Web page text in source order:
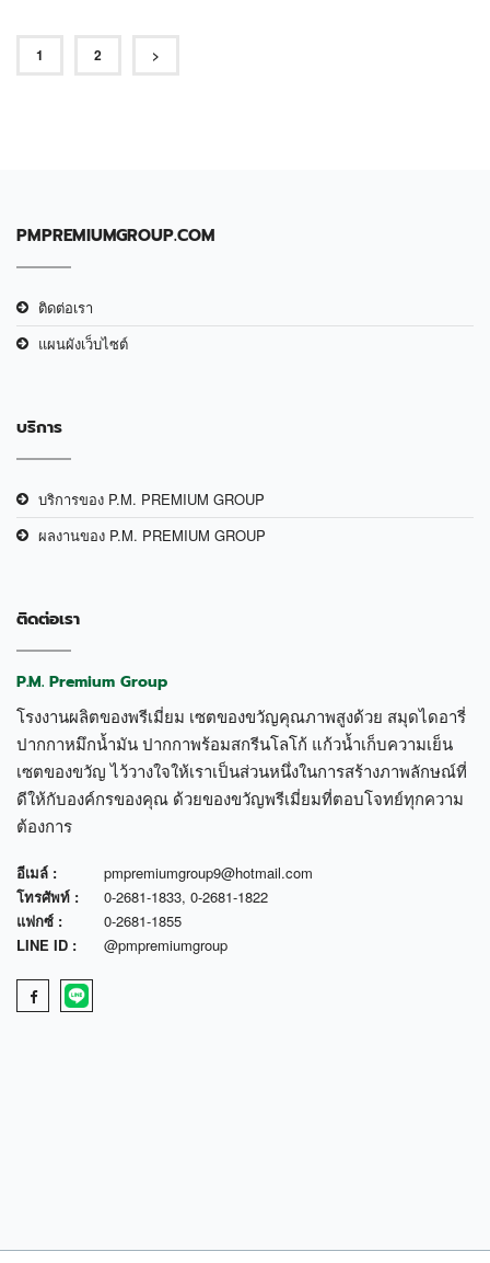
1 2 >
PMPREMIUMGROUP.COM
ติดต่อเรา
แผนผังเว็บไซต์
บริการ
บริการของ P.M. PREMIUM GROUP
ผลงานของ P.M. PREMIUM GROUP
ติดต่อเรา
P.M. Premium Group
โรงงานผลิตของพรีเมี่ยม เซตของขวัญคุณภาพสูงด้วย สมุดไดอารี่
ปากกาหมึกน้ำมัน ปากกาพร้อมสกรีนโลโก้ แก้วน้ำเก็บความเย็น
เซตของขวัญ ไว้วางใจให้เราเป็นส่วนหนึ่งในการสร้างภาพลักษณ์ที่
ดีให้กับองค์กรของคุณ ด้วยของขวัญพรีเมี่ยมที่ตอบโจทย์ทุกความ
ต้องการ
อีเมล์ :
pmpremiumgroup9@hotmail.com
โทรศัพท์ :
0-2681-1833, 0-2681-1822
แฟกซ์ :
0-2681-1855
LINE ID :
@pmpremiumgroup